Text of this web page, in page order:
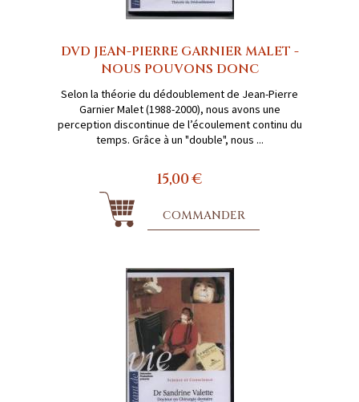
DVD JEAN-PIERRE GARNIER MALET -
NOUS POUVONS DONC
Selon la théorie du dédoublement de Jean-Pierre
Garnier Malet (1988-2000), nous avons une
perception discontinue de l’écoulement continu du
temps. Grâce à un "double", nous ...
15,00 €
COMMANDER